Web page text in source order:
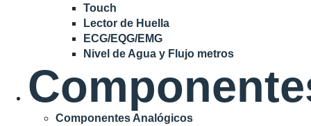
Touch
Lector de Huella
ECG/EQG/EMG
Nivel de Agua y Flujo metros
Componentes Analógicos